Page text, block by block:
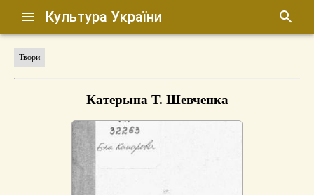
Культура України
Твори
Катерына Т. Шевченка